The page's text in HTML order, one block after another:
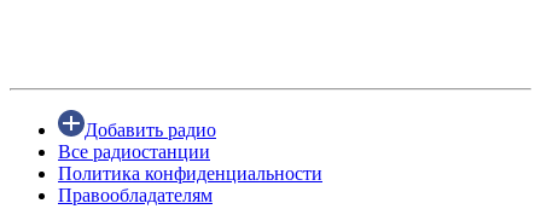
Добавить радио
Все радиостанции
Политика конфиденциальности
Правообладателям